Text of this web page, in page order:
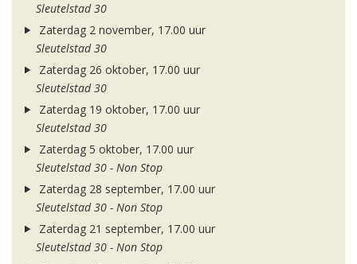
Sleutelstad 30
Zaterdag 2 november, 17.00 uur
Sleutelstad 30
Zaterdag 26 oktober, 17.00 uur
Sleutelstad 30
Zaterdag 19 oktober, 17.00 uur
Sleutelstad 30
Zaterdag 5 oktober, 17.00 uur
Sleutelstad 30 - Non Stop
Zaterdag 28 september, 17.00 uur
Sleutelstad 30 - Non Stop
Zaterdag 21 september, 17.00 uur
Sleutelstad 30 - Non Stop